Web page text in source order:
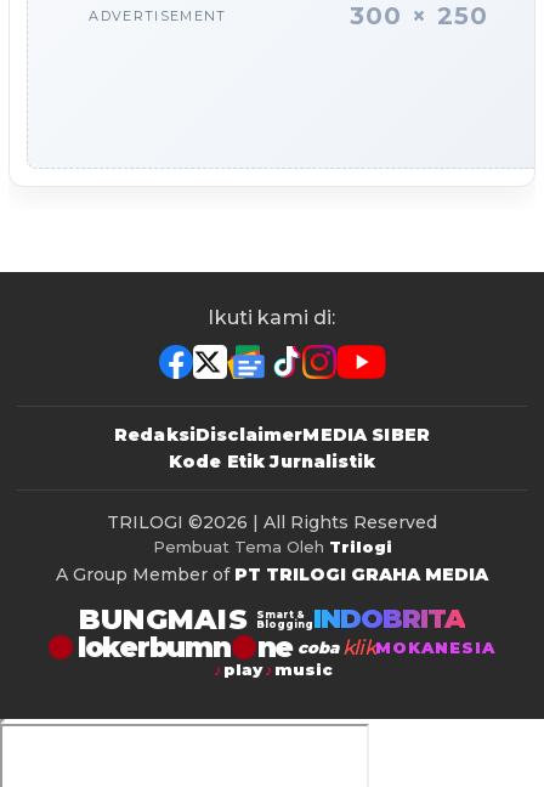
ADVERTISEMENT 300 × 250
Ikuti kami di:
RedaksiDisclaimerMEDIA SIBER
Kode Etik Jurnalistik
TRILOGI ©2026 | All Rights Reserved
Pembuat Tema Oleh Trilogi
A Group Member of PT TRILOGI GRAHA MEDIA
BUNGMAIS
Smart &
Blogging INDOBRITA
lokerbumn coba klikMOKANESIA
play
music